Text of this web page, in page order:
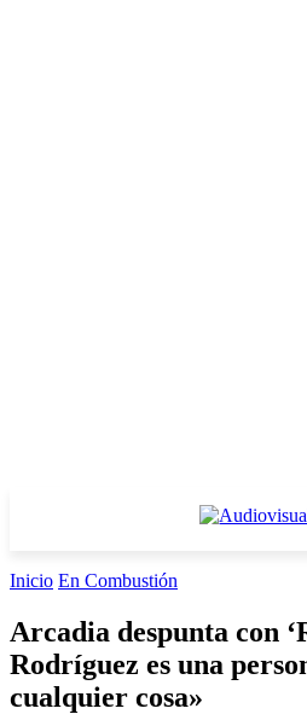
Inicio En Combustión
Arcadia despunta con
Rodríguez es una
cualquier cosa»